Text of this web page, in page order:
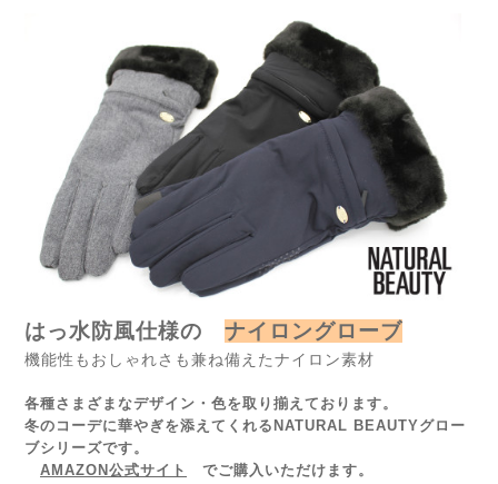
はっ水防風仕様の ナイロングローブ
機能性もおしゃれさも兼ね備えたナイロン素材
各種さまざまなデザイン・色を取り揃えております。
冬のコーデに華やぎを添えてくれるNATURAL BEAUTYグロー
ブシリーズです。
AMAZON公式サイト
でご購入いただけます。